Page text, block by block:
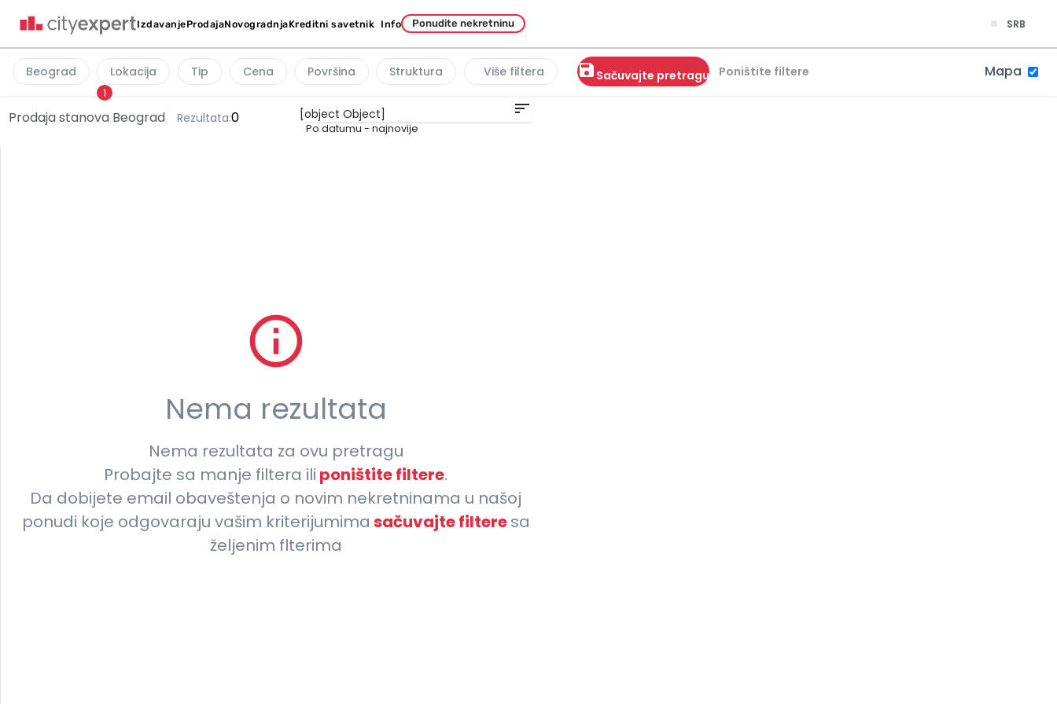
IzdavanjeProdajaNovogradnjaKreditni savetnik Info Ponudite nekretninu SRB
Beograd Lokacija
1
Tip Cena Površina Struktura Više filtera save Sačuvajte pretragu Poništite filtere Mapa

Nema rezultata
Nema rezultata za ovu pretragu
Probajte sa manje filtera ili poništite filtere.
Da dobijete email obaveštenja o novim nekretninama u našoj
ponudi koje odgovaraju vašim kriterijumima sačuvajte filteresa
željenim flterima
Prodaja stanova Beograd Rezultata:0 sort
Po datumu - najnovije